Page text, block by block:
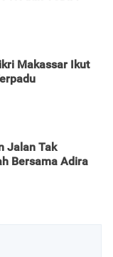
Makassar Ikut
Jalan Tak
Bersama Adira